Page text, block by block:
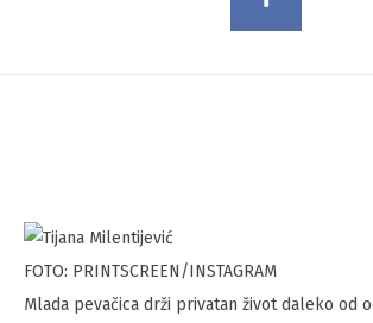
FOTO: PRINTSCREEN/INSTAGRAM
Mlada pevačica drži privatan život daleko od